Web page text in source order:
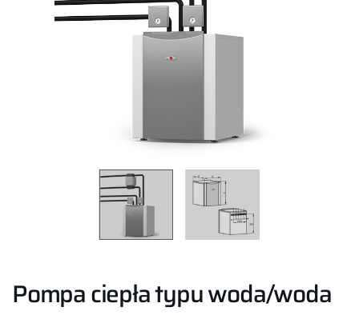
Pompa ciepła typu woda/woda